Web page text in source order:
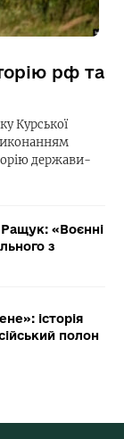
рф та
Курської
держави-
«Воєнні
з
історія
полон